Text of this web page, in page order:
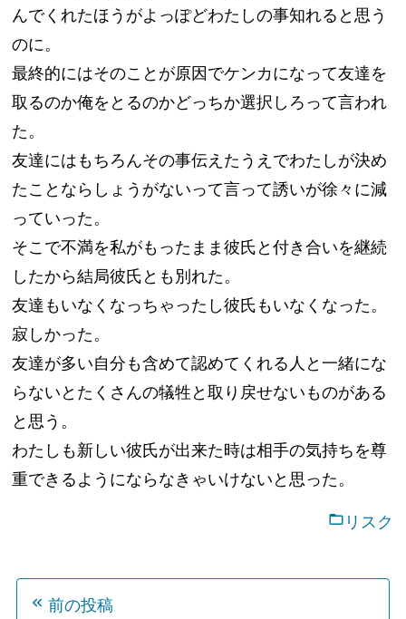
んでくれたほうがよっぽどわたしの事知れると思う
のに。
最終的にはそのことが原因でケンカになって友達を
取るのか俺をとるのかどっちか選択しろって言われ
た。
友達にはもちろんその事伝えたうえでわたしが決め
たことならしょうがないって言って誘いが徐々に減
っていった。
そこで不満を私がもったまま彼氏と付き合いを継続
したから結局彼氏とも別れた。
友達もいなくなっちゃったし彼氏もいなくなった。
寂しかった。
友達が多い自分も含めて認めてくれる人と一緒にな
らないとたくさんの犠牲と取り戻せないものがある
と思う。
わたしも新しい彼氏が出来た時は相手の気持ちを尊
重できるようにならなきゃいけないと思った。
リスク
投
前の投稿